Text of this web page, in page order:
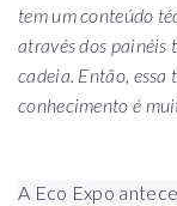
tem um conteúdo
através dos painéis
cadeia. Então,
conhecimento é
A Eco Expo